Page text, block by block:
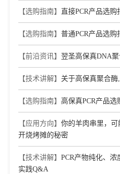
【选购指南】 直接PCR产品选购
【选购指南】 普通PCR产品选购
【前沿资讯】 翌圣高保真DNA
【技术讲解】 关于高保真聚合
【选购指南】 高保真PCR产品选
【应用方向】 你的羊肉串里，
开烧烤摊的秘密
【技术讲解】 PCR产物纯化、
实践Q&A